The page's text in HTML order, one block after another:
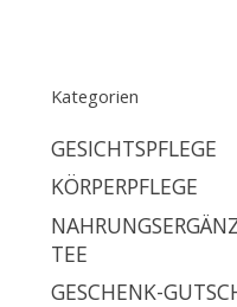
Kategorien
GESICHTSPFLEGE
KÖRPERPFLEGE
TEE
GESCHENK-